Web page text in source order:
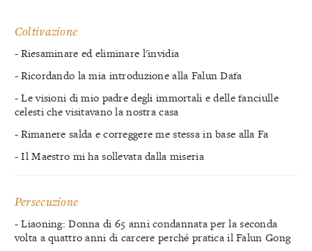
Coltivazione
- Riesaminare ed eliminare l'invidia
- Ricordando la mia introduzione alla Falun Dafa
- Le visioni di mio padre degli immortali e delle fanciulle
celesti che visitavano la nostra casa
- Rimanere salda e correggere me stessa in base alla Fa
- Il Maestro mi ha sollevata dalla miseria
Persecuzione
- Liaoning: Donna di 65 anni condannata per la seconda
volta a quattro anni di carcere perché pratica il Falun Gong